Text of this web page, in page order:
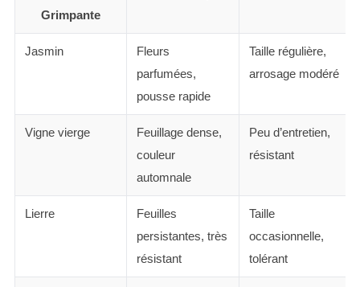
Grimpante
Jasmin
Fleurs
parfumées,
pousse rapide
Taille régulière,
arrosage modéré
Vigne vierge
Feuillage dense,
couleur
automnale
Peu d’entretien,
résistant
Lierre
Feuilles
persistantes, très
résistant
Taille
occasionnelle,
tolérant